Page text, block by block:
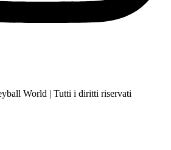
World | Tutti i diritti riservati